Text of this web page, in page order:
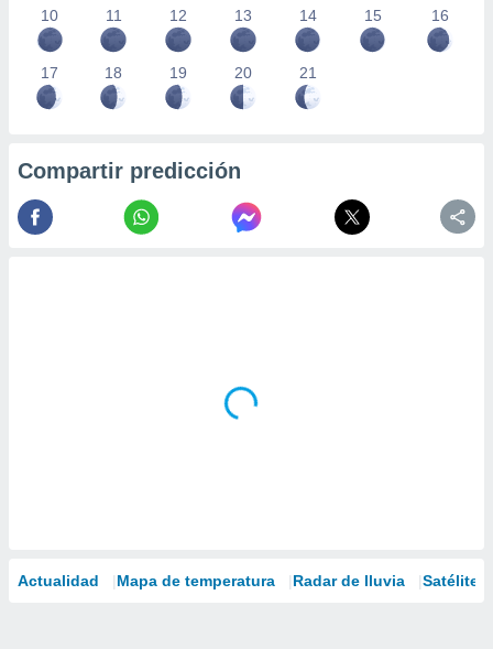
10 11 12 13 14 15 16
17 18 19 20 21
Compartir predicción
Actualidad Mapa de temperatura Radar de lluvia Satélites